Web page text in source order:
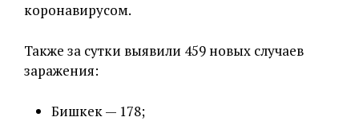
коронавирусом.
Также за сутки выявили 459 новых случаев
заражения:
Бишкек — 178;